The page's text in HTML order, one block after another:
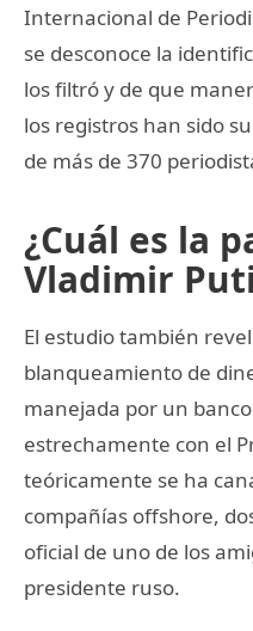
Internacional de
se desconoce la
los filtró y de que
los registros han sido
de más de 370
¿Cuál es la
Vladimir
El estudio también
blanqueamiento de
manejada por un
estrechamente con el
teóricamente se ha
compañías offshore,
oficial de uno de los
presidente ruso.